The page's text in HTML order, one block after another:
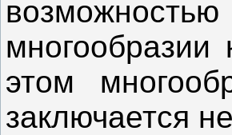
этом
заключается